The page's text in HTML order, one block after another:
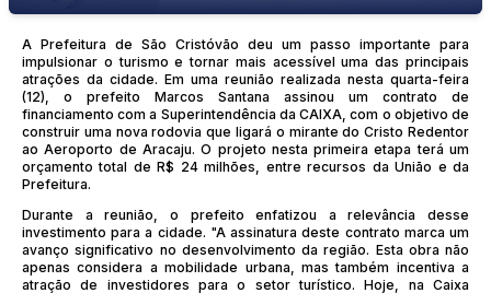
A Prefeitura de São Cristóvão deu um passo importante para
impulsionar o turismo e tornar mais acessível uma das principais
atrações da cidade. Em uma reunião realizada nesta quarta-feira
(12), o prefeito Marcos Santana assinou um contrato de
financiamento com a Superintendência da CAIXA, com o objetivo de
construir uma nova rodovia que ligará o mirante do Cristo Redentor
ao Aeroporto de Aracaju. O projeto nesta primeira etapa terá um
orçamento total de R$ 24 milhões, entre recursos da União e da
Prefeitura.
Durante a reunião, o prefeito enfatizou a relevância desse
investimento para a cidade. "A assinatura deste contrato marca um
avanço significativo no desenvolvimento da região. Esta obra não
apenas considera a mobilidade urbana, mas também incentiva a
atração de investidores para o setor turístico. Hoje, na Caixa